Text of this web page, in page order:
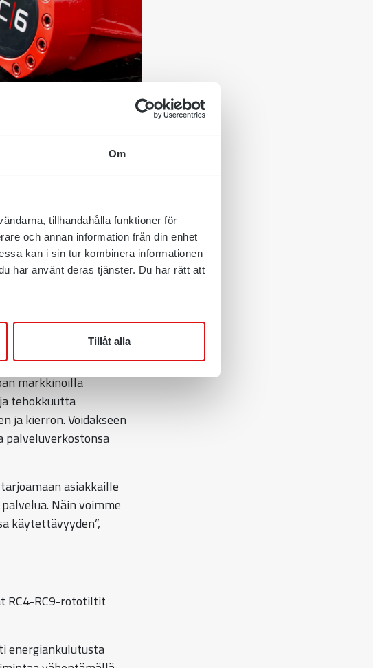
Om
tillhandahålla funktioner för
och annan information från din enhet
kan i sin tur kombinera informationen
har använt deras tjänster. Du har rätt att
Tillåt alla
tuotteisiinsa
tarjottavaa
kertaa
optimoi sekä
toimivia koneita”,
markkinoilla
tehokkuutta
ja kierron. Voidakseen
palveluverkostonsa
asiakkaille
Näin voimme
käytettävyyden”,
RC4-RC9-rototiltit
energiankulutusta